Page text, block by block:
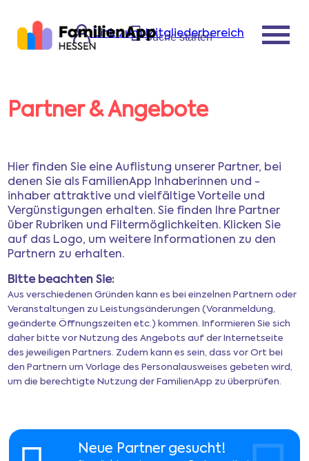
Link zum Mitgliederbereich
Suche starten
Startseite
Leistungen der
FamilienApp
Aktuelles, Tipps,
Veranstaltungen
Partner & Angebote
Newsletter
Anmeldung
Mitgliederbereich
Partner & Angebote
Hier finden Sie eine Auflistung unserer Partner, bei
denen Sie als FamilienApp Inhaberinnen und -
inhaber attraktive und vielfältige Vorteile und
Vergünstigungen erhalten. Sie finden Ihre Partner
über Rubriken und Filtermöglichkeiten. Klicken Sie
auf das Logo, um weitere Informationen zu den
Partnern zu erhalten.
Bitte beachten Sie:
Aus verschiedenen Gründen kann es bei einzelnen Partnern oder
Veranstaltungen zu Leistungsänderungen (Voranmeldung,
geänderte Öffnungszeiten etc.) kommen. Informieren Sie sich
daher bitte vor Nutzung des Angebots auf der Internetseite
des jeweiligen Partners. Zudem kann es sein, dass vor Ort bei
den Partnern um Vorlage des Personalausweises gebeten wird,
um die berechtigte Nutzung der FamilienApp zu überprüfen.
Neue Partner gesucht!